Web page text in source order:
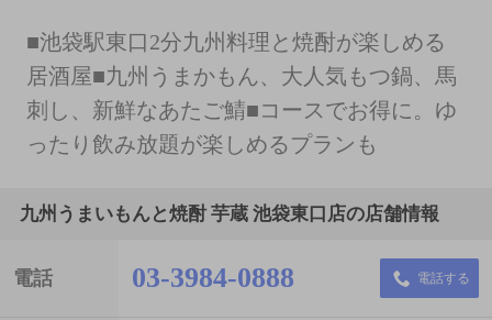
■池袋駅東口2分九州料理と焼酎が楽しめる
居酒屋■九州うまかもん、大人気もつ鍋、馬
刺し、新鮮なあたご鯖■コースでお得に。ゆ
ったり飲み放題が楽しめるプランも
九州うまいもんと焼酎 芋蔵 池袋東口店の店舗情報
電話 03-3984-0888 電話する